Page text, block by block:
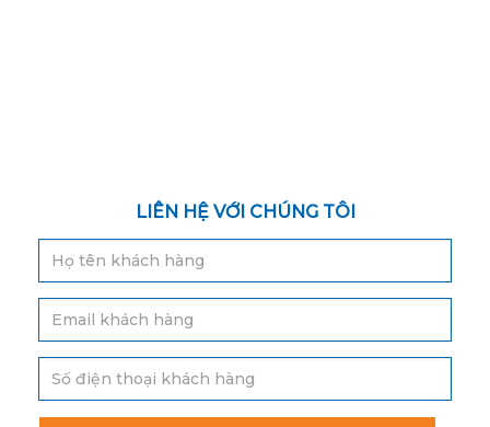
LIÊN HỆ VỚI CHÚNG TÔI